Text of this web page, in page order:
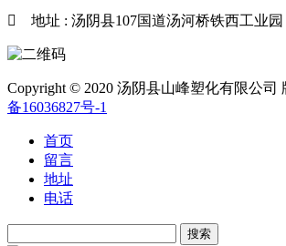
 地址 : 汤阴县107国道汤河桥铁西工业园
Copyright © 2020 汤阴县山峰塑化有限公
备16036827号-1
首页
留言
地址
电话